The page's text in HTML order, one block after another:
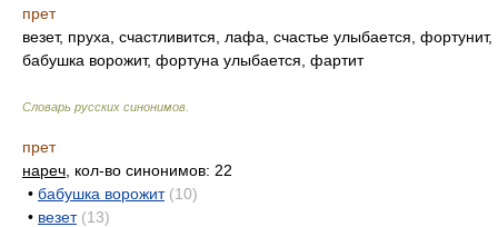
прет
везет, пруха, счастливится, лафа, счастье улыбается, фортунит,
бабушка ворожит, фортуна улыбается, фартит
Словарь русских синонимов
прет
нареч , кол-во синонимов: 22
• бабушка ворожит (10)
• везет (13)